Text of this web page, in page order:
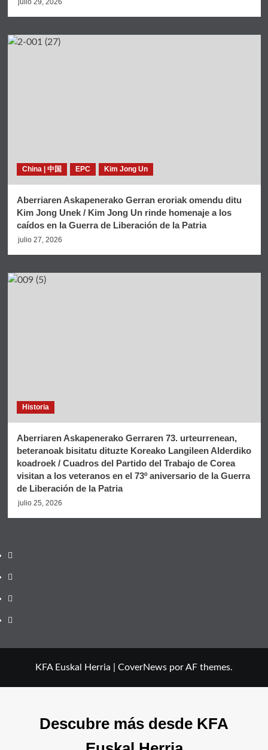
julio 29, 2026
China | 中国 EPC Kim Jong Un
Aberriaren Askapenerako Gerran eroriak omendu ditu
Kim Jong Unek / Kim Jong Un rinde homenaje a los
caídos en la Guerra de Liberación de la Patria
julio 27, 2026
Historia
Aberriaren Askapenerako Gerraren 73. urteurrenean,
beteranoak bisitatu dituzte Koreako Langileen Alderdiko
koadroek / Cuadros del Partido del Trabajo de Corea
visitan a los veteranos en el 73º aniversario de la Guerra
de Liberación de la Patria
julio 25, 2026
Twitter
YouTube
Telegram
Facebook
KFA Euskal Herria CoverNews por AF themes.
Descubre más desde KFA